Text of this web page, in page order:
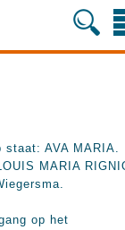
staat: AVA MARIA.
MARIA
op het